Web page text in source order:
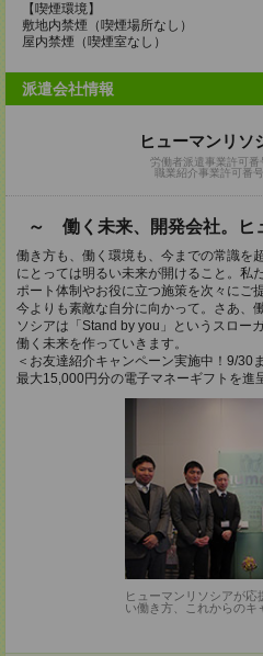
【喫煙環境】
敷地内禁煙（喫煙場所なし）
屋内禁煙（喫煙室なし）
派遣会社情報
ヒューマンリソ
労働者派遣事業許可
職業紹介事業許可番
～ 働く未来、開発会社。
働き方も、働く環境も、今までの常識を
にとっては明るい未来が開けること。私
ポート体制やお役に立つ施策を次々にご
今よりも素敵な自分に向かって。さあ、
ソシアは「Stand by you」というスロー
働く未来を作っていきます。
＜お友達紹介キャンペーン実施中！9/30
最大15,000円分の電子マネーギフトを進
ヒューマンリソシアが応
い働き方、これからのキ